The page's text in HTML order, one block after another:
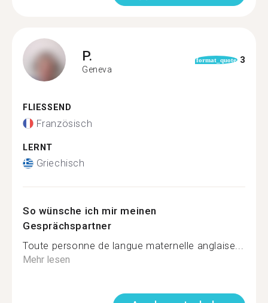
P.
Geneva
format_quote 3
FLIESSEND
Französisch
LERNT
Griechisch
So wünsche ich mir meinen
Gesprächspartner
Toute personne de langue maternelle anglaise...
Mehr lesen